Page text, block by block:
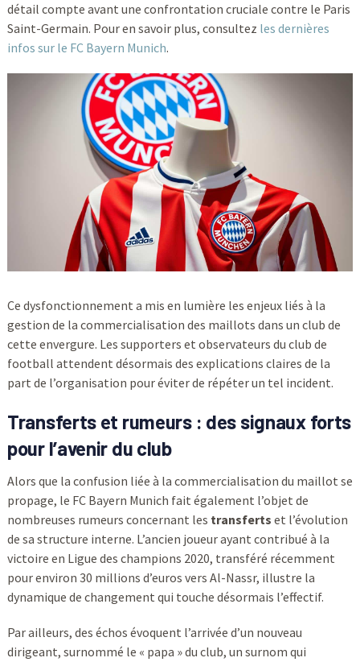
détail compte avant une confrontation cruciale contre le Paris
Saint-Germain. Pour en savoir plus, consultez les dernières
infos sur le FC Bayern Munich.
Ce dysfonctionnement a mis en lumière les enjeux liés à la
gestion de la commercialisation des maillots dans un club de
cette envergure. Les supporters et observateurs du club de
football attendent désormais des explications claires de la
part de l’organisation pour éviter de répéter un tel incident.
Transferts et rumeurs : des signaux forts
pour l’avenir du club
Alors que la confusion liée à la commercialisation du maillot se
propage, le FC Bayern Munich fait également l’objet de
nombreuses rumeurs concernant les transferts et l’évolution
de sa structure interne. L’ancien joueur ayant contribué à la
victoire en Ligue des champions 2020, transféré récemment
pour environ 30 millions d’euros vers Al-Nassr, illustre la
dynamique de changement qui touche désormais l’effectif.
Par ailleurs, des échos évoquent l’arrivée d’un nouveau
dirigeant, surnommé le « papa » du club, un surnom qui